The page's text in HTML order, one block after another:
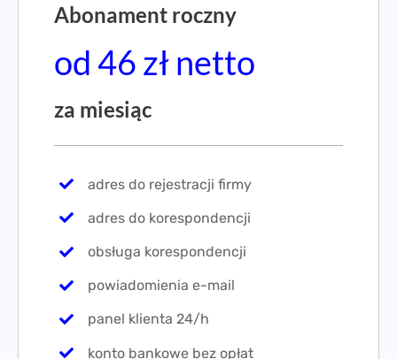
Abonament roczny
od 46 zł netto
za miesiąc
adres do rejestracji firmy
adres do korespondencji
obsługa korespondencji
powiadomienia e-mail
panel klienta 24/h
konto bankowe bez opłat